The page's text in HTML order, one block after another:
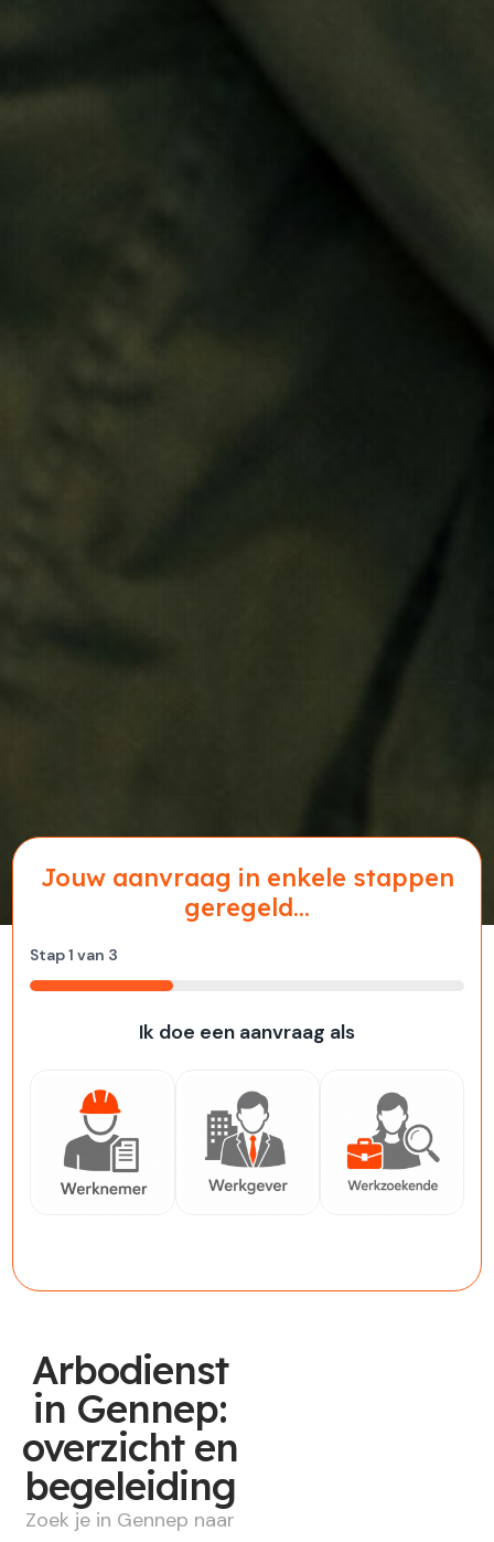
Jouw aanvraag in enkele stappen
geregeld...
Stap1 van 3
33%
Ik doe een aanvraag als
Arbodienst
in Gennep:
overzicht en
begeleiding
Zoek je in Gennep naar